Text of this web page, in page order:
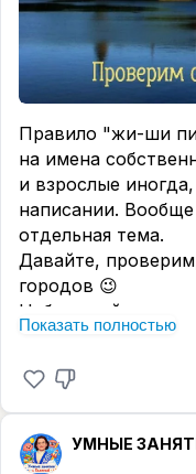
Правило "жи-ши
на имена
и взрослые
написании.
отдельная тема.
Давайте,
городов 😉
Небольшой тест в
участвуйте👇
Показать полностью
УМНЫЕ